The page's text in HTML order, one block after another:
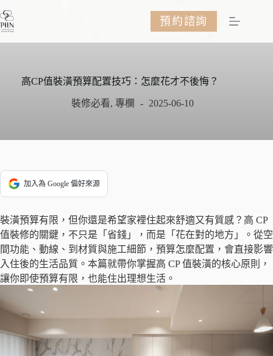
至
預約諮詢
高CP值裝潢預算配置技巧：怎麼花才不後悔？
裝修必看, 專欄 2025-06-10
加入為 Google 偏好來源
裝潢預算有限，但你還是希望家裡住起來舒適又有質感？高 CP
值裝修的關鍵，不只是「省錢」，而是「花在對的地方」。從空
間功能、動線、到材質與施工細節，預算怎麼配置，會直接影響
入住後的生活品質。本篇就帶你掌握高 CP 值裝潢的核心原則，
讓你即使預算有限，也能住出理想生活。